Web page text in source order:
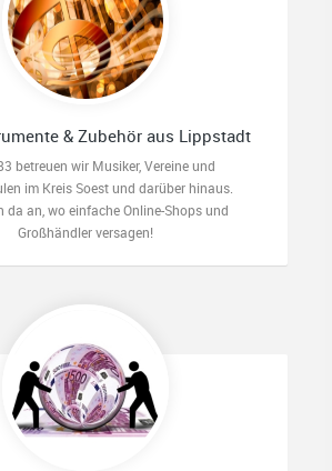
& Zubehör aus Lippstadt
betreuen wir Musiker, Vereine und
im Kreis Soest und darüber hinaus.
da an, wo einfache Online-Shops und
Großhändler versagen!